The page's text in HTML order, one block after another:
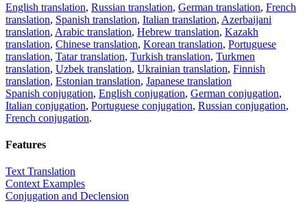
English translation, Russian translation, German translation, French
translation, Spanish translation, Italian translation, Azerbaijani
translation, Arabic translation, Hebrew translation, Kazakh
translation, Chinese translation, Korean translation, Portuguese
translation, Tatar translation, Turkish translation, Turkmen
translation, Uzbek translation, Ukrainian translation, Finnish
translation, Estonian translation, Japanese translation
Spanish conjugation, English conjugation, German conjugation,
Italian conjugation, Portuguese conjugation, Russian conjugation,
French conjugation.
Features
Text Translation
Context Examples
Conjugation and Declension